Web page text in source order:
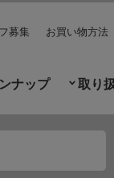
募集 お買い物方法
ナップ 取り